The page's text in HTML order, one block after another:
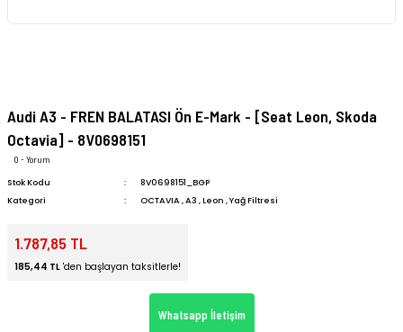
Audi A3 - FREN BALATASI Ön E-Mark - [Seat Leon, Skoda
Octavia] - 8V0698151
0 - Yorum
Stok Kodu
8V0698151_BGP
Kategori
OCTAVIA ,A3 ,Leon ,Yağ Filtresi
1.787,85 TL
185,44 TL 'den başlayan taksitlerle!
Whatsapp İletişim